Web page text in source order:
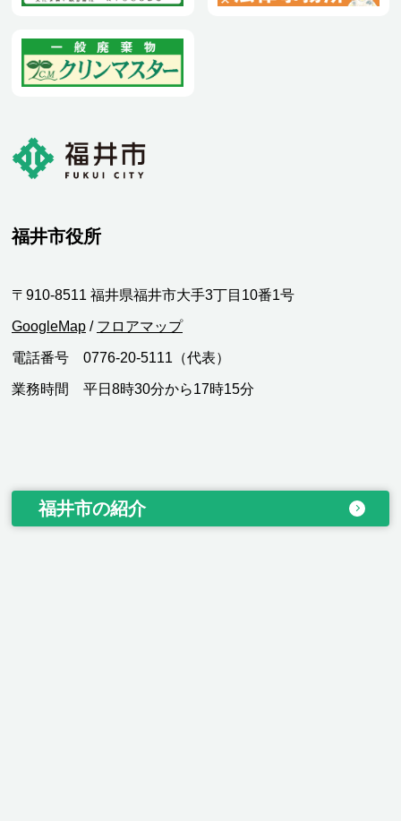
福井市役所
〒910-8511 福井県福井市大手3丁目10番1号
GoogleMap / フロアマップ
電話番号 0776-20-5111（代表）
業務時間 平日8時30分から17時15分
福井市の紹介